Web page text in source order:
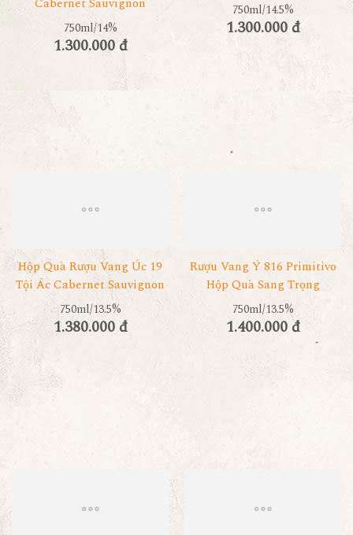
750ml/14%
1.300.000 đ
750ml/14.5%
1.300.000 đ
Hộp Quà Rượu Vang Úc 19
Tội Ác Cabernet Sauvignon
750ml/13.5%
1.380.000 đ
Rượu Vang Ý 816 Primitivo
Hộp Quà Sang Trọng
750ml/13.5%
1.400.000 đ